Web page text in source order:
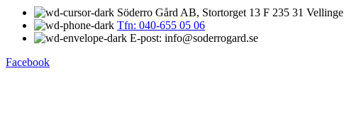
Söderro Gård AB, Stortorget 13 F 235 31 Vellinge
Tfn: 040-655 05 06
E-post: info@soderrogard.se
Facebook